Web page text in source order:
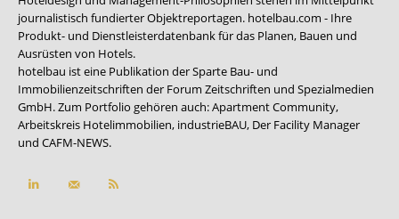
journalistisch fundierter Objektreportagen. hotelbau.com - Ihre
Produkt- und Dienstleisterdatenbank für das Planen, Bauen und
Ausrüsten von Hotels.
hotelbau ist eine Publikation der Sparte Bau- und
Immobilienzeitschriften der Forum Zeitschriften und Spezialmedien
GmbH. Zum Portfolio gehören auch:Apartment Community,
Arbeitskreis Hotelimmobilien, industrieBAU, Der Facility Manager
und CAFM-NEWS.